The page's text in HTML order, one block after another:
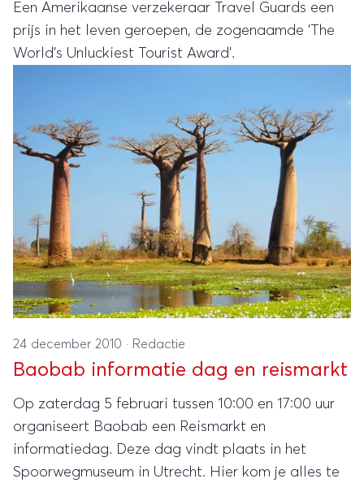
Een Amerikaanse verzekeraar Travel Guards een
prijs in het leven geroepen, de zogenaamde 'The
World's Unluckiest Tourist Award'.
24 december 2010 · Redactie
Baobab informatie dag en reismarkt
Op zaterdag 5 februari tussen 10:00 en 17:00 uur
organiseert Baobab een Reismarkt en
informatiedag. Deze dag vindt plaats in het
Spoorwegmuseum in Utrecht. Hier kom je alles te